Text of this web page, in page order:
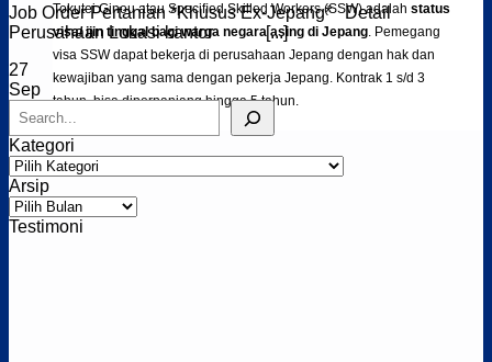
Tokutei Ginou atau Speciﬁed Skilled Workers (SSW) adalah status
visa/ ijin tinggal bagi warga negara asing di Jepang. Pemegang
visa SSW dapat bekerja di perusahaan Jepang dengan hak dan
kewajiban yang sama dengan pekerja Jepang. Kontrak 1 s/d 3
tahun, bisa diperpanjang hingga 5 tahun.
Click me
Job Order Pertanian *Khusus Ex-Jepang* Detail
Perusahaan Lokasi kantor [...]
27
Sep
Cari
Kategori
Kategori
Arsip
Arsip
Testimoni